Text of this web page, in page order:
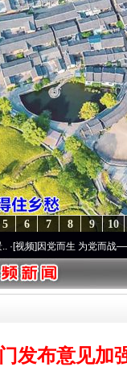
10
9
8
7
6
5
而生 为党而战——百年“纪”
发布意见加